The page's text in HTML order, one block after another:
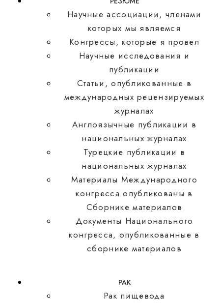
Научные ассоциации, членами
которых мы являемся
Конгрессы, которые я провел
Научные исследования и
публикации
Статьи, опубликованные в
международных рецензируемых
журналах
Англоязычные публикации в
национальных журналах
Турецкие публикации в
национальных журналах
Материалы Международного
конгресса опубликованы в
Сборнике материалов
Документы Национального
конгресса, опубликованные в
сборнике материалов
РАК
Рак пищевода